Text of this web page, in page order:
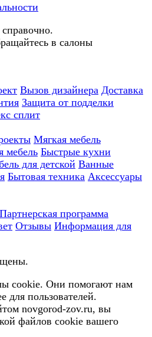
в салоны
Вызов дизайнера Доставка
Защита от подделки
сплит
Мягкая мебель
мебель Быстрые кухни
для детской Ванные
Бытовая техника Аксессуары
Партнерская программа
Отзывы Информация для
cookie. Они помогают нам
для пользователей.
novgorod-zov.ru, вы
файлов cookie вашего